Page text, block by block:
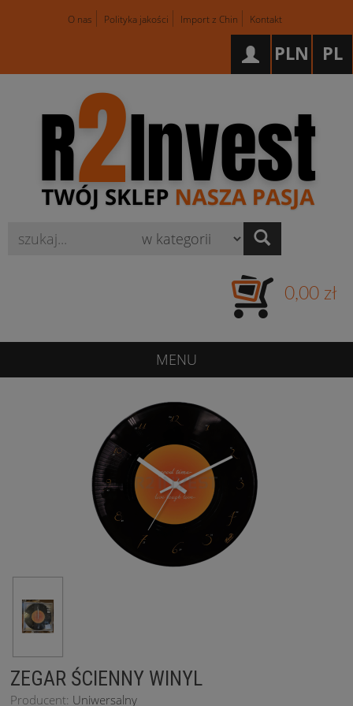
O nas Polityka jakości Import z Chin Kontakt
PL
PLN
0,00 zł
MENU
ZEGAR ŚCIENNY WINYL
Producent: Uniwersalny